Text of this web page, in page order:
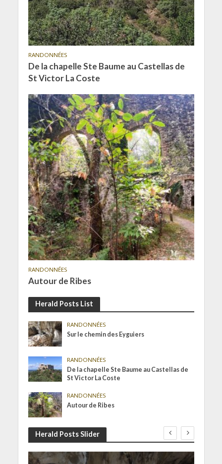
RANDONNÉES
De la chapelle Ste Baume au Castellas de
St Victor La Coste
RANDONNÉES
Autour de Ribes
Herald Posts List
RANDONNÉES
Sur le chemin des Eyguiers
RANDONNÉES
De la chapelle Ste Baume au Castellas de
St Victor La Coste
RANDONNÉES
Autour de Ribes
Herald Posts Slider